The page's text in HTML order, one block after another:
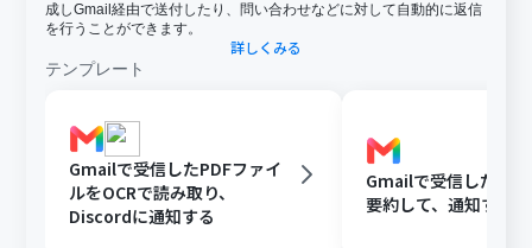
成しGmail経由で送付したり、問い合わせなどに対して自動的に返信
を行うことができます。
詳しくみる
テンプレート
Gmailで受信したPDFファイ
ルをOCRで読み取り、
Discordに通知する
Gmailで受信した内
要約して、通知する